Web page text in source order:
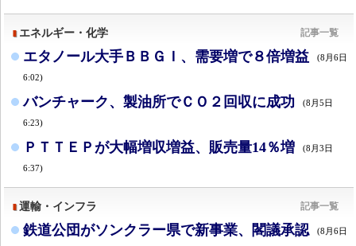
エネルギー・化学 記事一覧
エタノール大手ＢＢＧＩ、需要増で８倍増益 (8月6日
6:02)
バンチャーク、製油所でＣＯ２回収に成功 (8月5日
6:23)
ＰＴＴＥＰが大幅増収増益、販売量14％増 (8月3日
6:37)
運輸・インフラ 記事一覧
鉄道公団がソンクラー県で新事業、閣議承認 (8月6日